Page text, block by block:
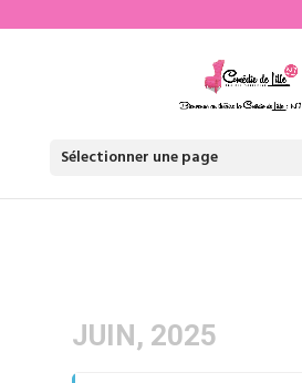
Sélectionner une page
JUIN, 2025